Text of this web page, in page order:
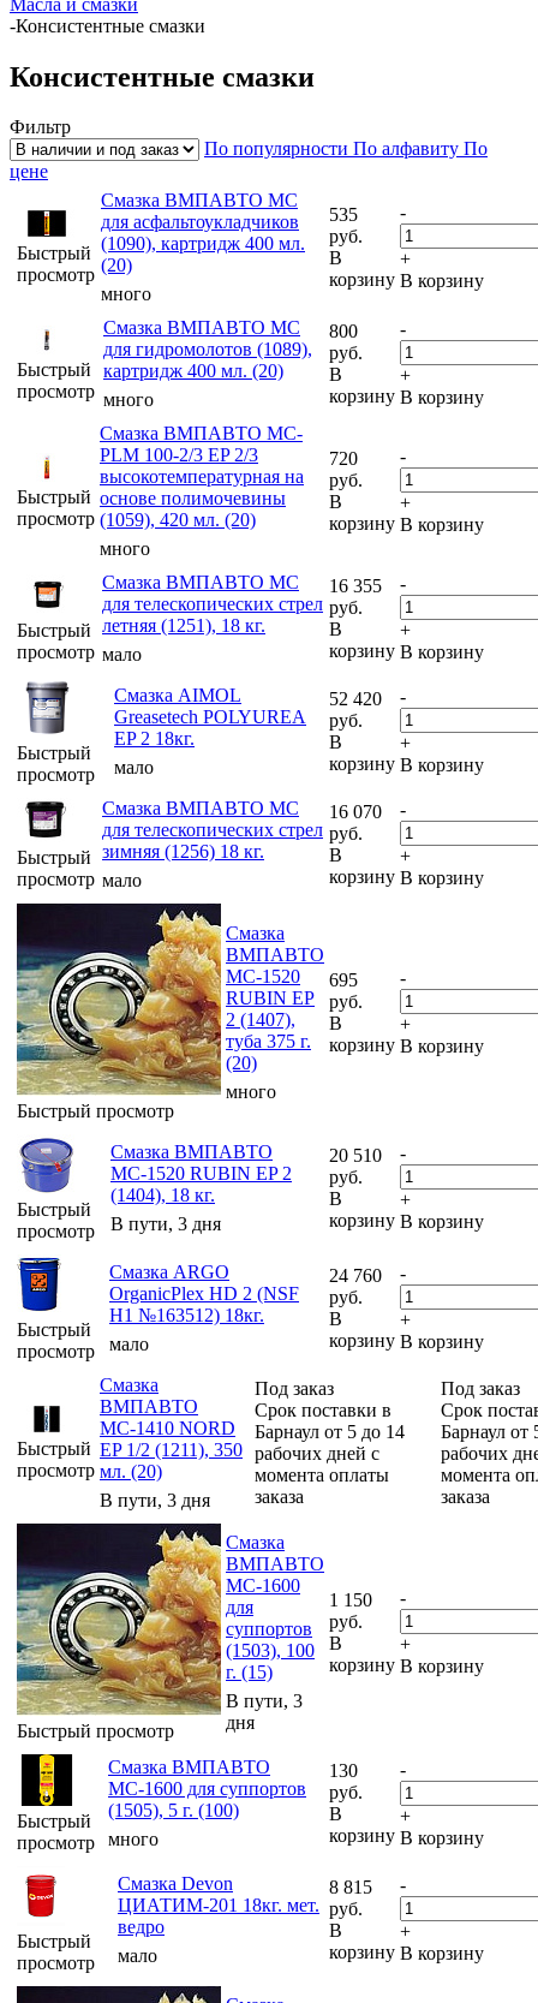
-Консистентные смазки
Консистентные смазки
Фильтр
По популярности По алфавиту По
цене
Быстрый
просмотр
Смазка ВМПАВТО МС
для асфальтоукладчиков
(1090), картридж 400 мл.
(20)
много
535
руб.
В
корзину
-
+
В корзину
Быстрый
просмотр
Смазка ВМПАВТО МС
для гидромолотов (1089),
картридж 400 мл. (20)
много
800
руб.
В
корзину
-
+
В корзину
Быстрый
просмотр
Смазка ВМПАВТО МС-
PLM 100-2/3 EP 2/3
высокотемпературная на
основе полимочевины
(1059), 420 мл. (20)
много
720
руб.
В
корзину
-
+
В корзину
Быстрый
просмотр
Смазка ВМПАВТО МС
для телескопических стрел
летняя (1251), 18 кг.
мало
16 355
руб.
В
корзину
-
+
В корзину
Быстрый
просмотр
Смазка AIMOL
Greasetech POLYUREA
EP 2 18кг.
мало
52 420
руб.
В
корзину
-
+
В корзину
Быстрый
просмотр
Смазка ВМПАВТО МС
для телескопических стрел
зимняя (1256) 18 кг.
мало
16 070
руб.
В
корзину
-
+
В корзину
Быстрый просмотр
Смазка
ВМПАВТО
МС-1520
RUBIN EP
2 (1407),
туба 375 г.
(20)
много
695
руб.
В
корзину
-
+
В корзину
Быстрый
просмотр
Смазка ВМПАВТО
МС-1520 RUBIN EP 2
(1404), 18 кг.
В пути, 3 дня
20 510
руб.
В
корзину
-
+
В корзину
Быстрый
просмотр
Смазка ARGO
OrganicPlex HD 2 (NSF
H1 №163512) 18кг.
мало
24 760
руб.
В
корзину
-
+
В корзину
Быстрый
просмотр
Смазка
ВМПАВТО
МС-1410 NORD
EP 1/2 (1211), 350
мл. (20)
В пути, 3 дня
Под заказ
Срок поставки в
Барнаул от 5 до 14
рабочих дней с
момента оплаты
заказа
Под заказ
Срок
Барнаул от
рабочих
момента
заказа
Быстрый просмотр
Смазка
ВМПАВТО
МС-1600
для
суппортов
(1503), 100
г. (15)
В пути, 3
дня
1 150
руб.
В
корзину
-
+
В корзину
Быстрый
просмотр
Смазка ВМПАВТО
МС-1600 для суппортов
(1505), 5 г. (100)
много
130
руб.
В
корзину
-
+
В корзину
Быстрый
просмотр
Смазка Devon
ЦИАТИМ-201 18кг. мет.
ведро
мало
8 815
руб.
В
корзину
-
+
В корзину